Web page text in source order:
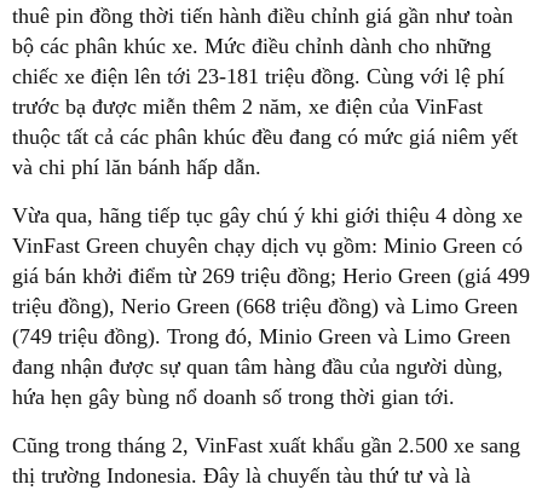
thuê pin đồng thời tiến hành điều chỉnh giá gần như toàn
bộ các phân khúc xe. Mức điều chỉnh dành cho những
chiếc xe điện lên tới 23-181 triệu đồng. Cùng với lệ phí
trước bạ được miễn thêm 2 năm, xe điện của VinFast
thuộc tất cả các phân khúc đều đang có mức giá niêm yết
và chi phí lăn bánh hấp dẫn.
Vừa qua, hãng tiếp tục gây chú ý khi giới thiệu 4 dòng xe
VinFast Green chuyên chạy dịch vụ gồm: Minio Green có
giá bán khởi điểm từ 269 triệu đồng; Herio Green (giá 499
triệu đồng), Nerio Green (668 triệu đồng) và Limo Green
(749 triệu đồng). Trong đó, Minio Green và Limo Green
đang nhận được sự quan tâm hàng đầu của người dùng,
hứa hẹn gây bùng nổ doanh số trong thời gian tới.
Cũng trong tháng 2, VinFast xuất khẩu gần 2.500 xe sang
thị trường Indonesia. Đây là chuyến tàu thứ tư và là